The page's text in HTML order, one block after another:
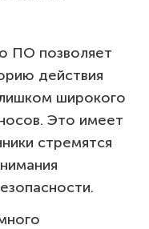
ПО позволяет
действия
широкого
Это имеет
стремятся